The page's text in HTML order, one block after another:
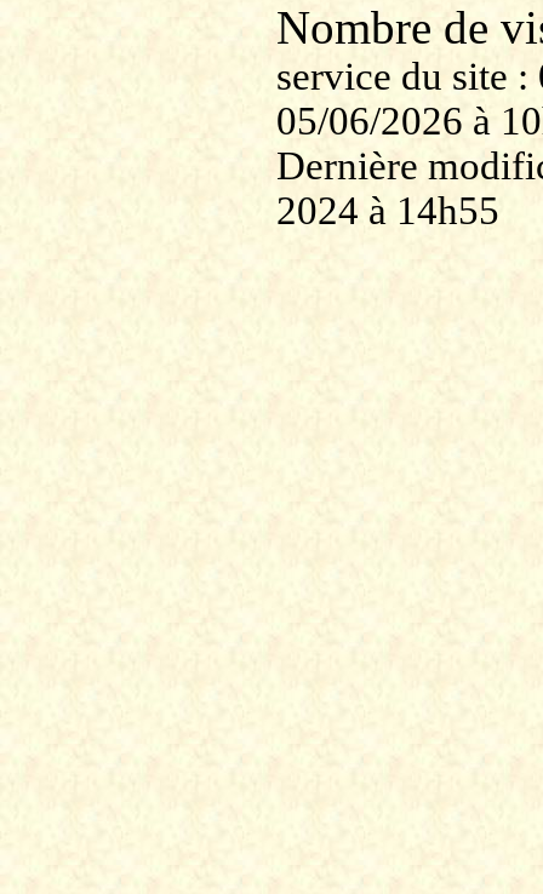
Nombre de
service du site
05/06/2026 à
Dernière
2024 à 14h55